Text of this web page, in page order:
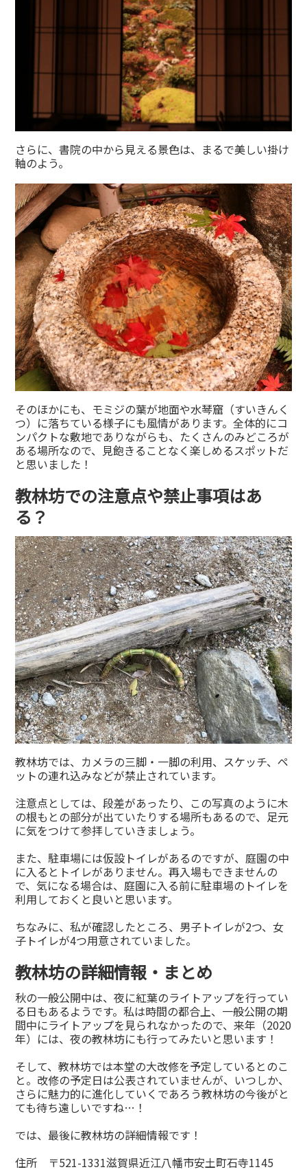
さらに、書院の中から見える景色は、まるで美しい掛け
軸のよう。
そのほかにも、モミジの葉が地面や水琴窟（すいきんく
つ）に落ちている様子にも風情があります。全体的にコ
ンパクトな敷地でありながらも、たくさんのみどころが
ある場所なので、見飽きることなく楽しめるスポットだ
と思いました！
教林坊での注意点や禁止事項はあ
る？
教林坊では、カメラの三脚・一脚の利用、スケッチ、ペ
ットの連れ込みなどが禁止されています。
注意点としては、段差があったり、この写真のように木
の根もとの部分が出ていたりする場所もあるので、足元
に気をつけて参拝していきましょう。
また、駐車場には仮設トイレがあるのですが、庭園の中
に入るとトイレがありません。再入場もできませんの
で、気になる場合は、庭園に入る前に駐車場のトイレを
利用しておくと良いと思います。
ちなみに、私が確認したところ、男子トイレが2つ、女
子トイレが4つ用意されていました。
教林坊の詳細情報・まとめ
秋の一般公開中は、夜に紅葉のライトアップを行ってい
る日もあるようです。私は時間の都合上、一般公開の期
間中にライトアップを見られなかったので、来年（2020
年）には、夜の教林坊にも行ってみたいと思います！
そして、教林坊では本堂の大改修を予定しているとのこ
と。改修の予定日は公表されていませんが、いつしか、
さらに魅力的に進化していくであろう教林坊の今後がと
ても待ち遠しいですね…！
では、最後に教林坊の詳細情報です！
住所 〒521-1331滋賀県近江八幡市安土町石寺1145